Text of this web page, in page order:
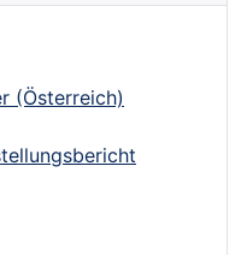
(Österreich)